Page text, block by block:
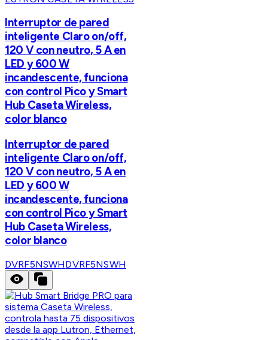
Interruptor de pared
inteligente Claro on/off,
120 V con neutro, 5 A en
LED y 600 W
incandescente, funciona
con control Pico y Smart
Hub Caseta Wireless,
color blanco
Interruptor de pared
inteligente Claro on/off,
120 V con neutro, 5 A en
LED y 600 W
incandescente, funciona
con control Pico y Smart
Hub Caseta Wireless,
color blanco
DVRF5NSWHDVRF5NSWH